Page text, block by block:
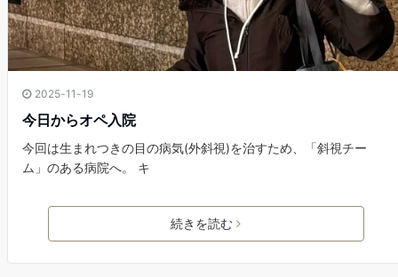
2025-11-19
今日からオペ入院
今回は生まれつきの目の病気(外斜視)を治すため、「斜視チー
ム」のある病院へ。 キ
続きを読む